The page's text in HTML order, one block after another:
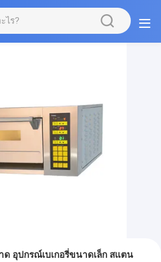
ด อุปกรณ์เบเกอรี่ขนาดเล็ก สแตน